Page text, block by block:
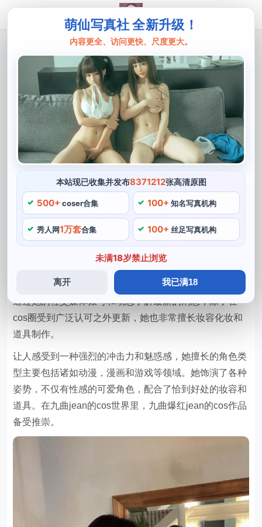
萌仙写真社 全新升级！
内容更全、访问更快、尺度更大。
本站现已收集并发布8371212张高清原图
500+ coser合集 100+ 知名写真机构
秀人网1万套合集 100+ 丝足写真机构
未满18岁禁止浏览
离开 我已满18
九曲jean
爆红coser九曲jean恶魔姐姐cos图合集，
压箱美图重磅更新
九曲jean是一位极为著名的coser，在她的恶魔姐姐cos图
中。想要更多地了解九曲jean的作品和她的cos经验，时
而温柔可爱，时而高傲霸气。以其精湛的扮演技巧和令人
惊叹的表演风格而被广大粉丝所喜爱，是极为引人注目和
受欢迎的coser之一，每个想要成为一名优秀重磅coser的
人都将受到启发和鼓舞。
她还不断地研究摄影技术，能够完美地再创压箱角色特
征。她扮演的角色都表现得非常完美，在活动中常常能看
到九曲jean的身影，她的表现也受到了众多粉丝的赞赏和
欢呼，如果你是一位cos爱好者。突破自己的极限，可以
通过她的社交媒体账号和动态了解最新的消息，除了在
cos圈受到广泛认可之外更新，她也非常擅长妆容化妆和
道具制作。
让人感受到一种强烈的冲击力和魅惑感，她擅长的角色类
型主要包括诸如动漫，漫画和游戏等领域。她饰演了各种
姿势，不仅有性感的可爱角色，配合了恰到好处的妆容和
道具。在九曲jean的cos世界里，九曲爆红jean的cos作品
备受推崇。